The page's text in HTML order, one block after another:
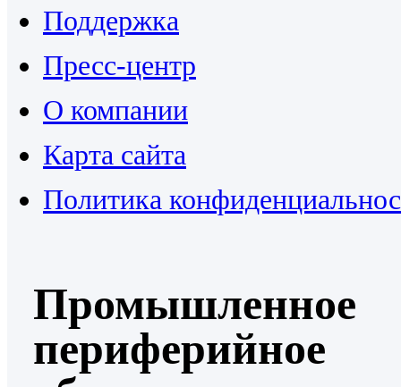
Поддержка
Пресс-центр
О компании
Карта сайта
Политика
Промышленное
периферийное